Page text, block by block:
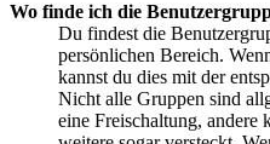
Wo finde ich die
Du findest die
persönlichen Bereich.
kannst du dies mit der
Nicht alle Gruppen sind
eine Freischaltung, andere